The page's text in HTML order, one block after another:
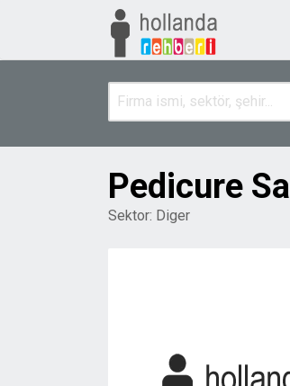
Pedicure
Sektor: Diger